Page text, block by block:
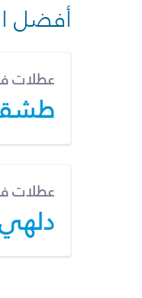
أفضل
عطلات
عطلات